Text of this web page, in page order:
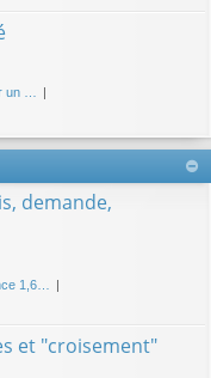
un …
demande,
1,6…
et "croisement"